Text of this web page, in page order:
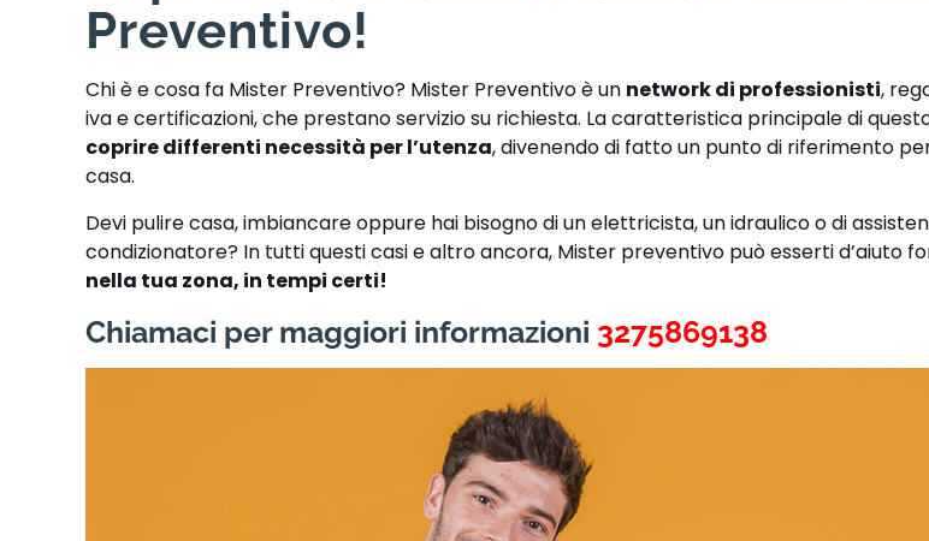
Preventivo!
Chi è e cosa fa Mister Preventivo? Mister Preventivo è un network di professionisti,
iva e certificazioni, che prestano servizio su richiesta. La caratteristica principale di
coprire differenti necessità per l’utenza, divenendo di fatto un punto di riferimento
casa.
Devi pulire casa, imbiancare oppure hai bisogno di un elettricista, un idraulico o di
condizionatore? In tutti questi casi e altro ancora, Mister preventivo può esserti d’aiuto
nella tua zona, in tempi certi!
Chiamaci per maggiori informazioni 3275869138